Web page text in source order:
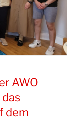
AWO
dem